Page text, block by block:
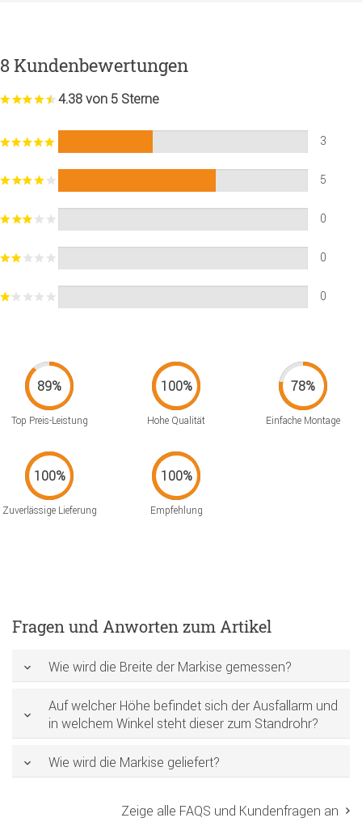
8 Kundenbewertungen
4.38 von 5 Sterne
3
5
0
0
0
Top Preis-Leistung Hohe Qualität Einfache Montage
Zuverlässige Lieferung Empfehlung
Fragen und Anworten zum Artikel
Wie wird die Breite der Markise gemessen?
Auf welcher Höhe befindet sich der Ausfallarm und
in welchem Winkel steht dieser zum Standrohr?
Wie wird die Markise geliefert?
Zeige alle FAQS und Kundenfragen an